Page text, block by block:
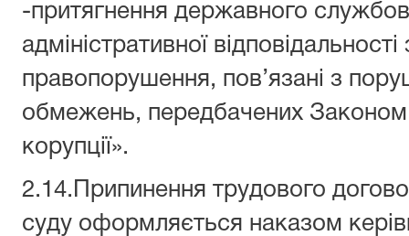
-притягнення державного
адміністративної відповідальності
правопорушення, пов’язані з
обмежень, передбачених Законом
корупції».
2.14.Припинення трудового
суду оформляється наказом